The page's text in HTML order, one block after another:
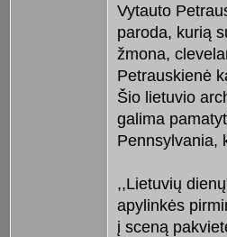
Vytauto
paroda, kurią
žmona,
Petrauskienė
Šio lietuvio
galima
Pennsylvania,
,,Lietuvių
apylinkės
į sceną